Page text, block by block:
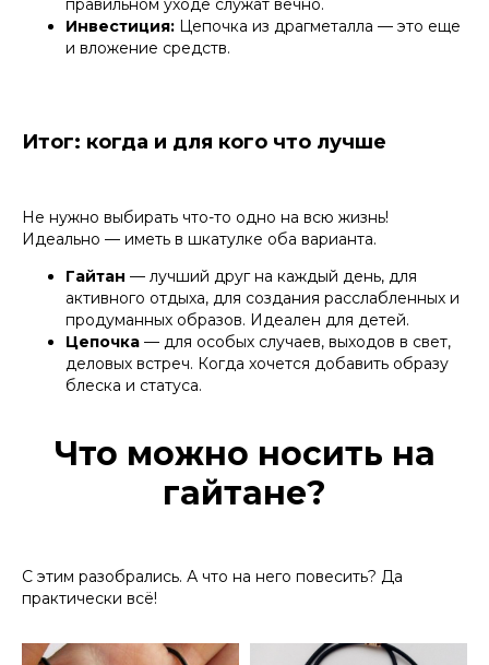
правильном уходе служат вечно.
Инвестиция: Цепочка из драгметалла — это еще
и вложение средств.
Итог: когда и для кого что лучше
Не нужно выбирать что-то одно на всю жизнь!
Идеально — иметь в шкатулке оба варианта.
Гайтан — лучший друг на каждый день, для
активного отдыха, для создания расслабленных и
продуманных образов. Идеален для детей.
Цепочка — для особых случаев, выходов в свет,
деловых встреч. Когда хочется добавить образу
блеска и статуса.
Что можно носить на
гайтане?
С этим разобрались. А что на него повесить? Да
практически всё!